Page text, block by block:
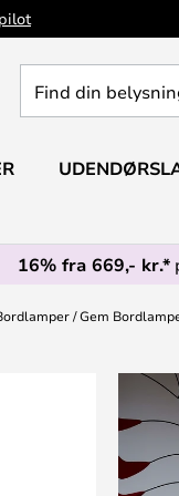
din
16% fra 669,- kr.*
Gem